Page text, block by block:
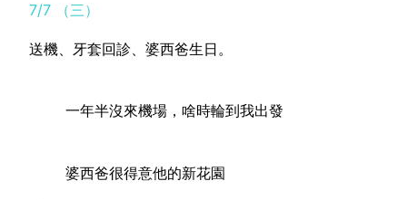
7/7 （三）
送機、牙套回診、婆西爸生日。
一年半沒來機場，啥時輪到我出發
婆西爸很得意他的新花園